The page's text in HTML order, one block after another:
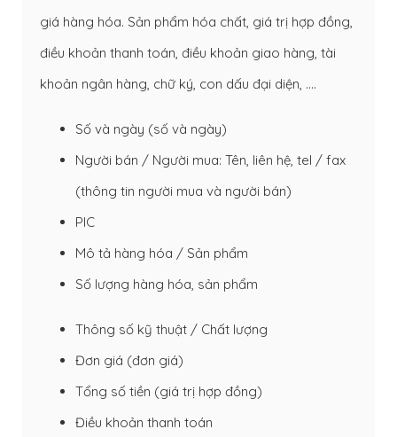
giá hàng hóa. Sản phẩm hóa chất, giá trị hợp đồng,
điều khoản thanh toán, điều khoản giao hàng, tài
khoản ngân hàng, chữ ký, con dấu đại diện, ….
Số và ngày (số và ngày)
Người bán / Người mua: Tên, liên hệ, tel / fax
(thông tin người mua và người bán)
PIC
Mô tả hàng hóa / Sản phẩm
Số lượng hàng hóa, sản phẩm
Thông số kỹ thuật / Chất lượng
Đơn giá (đơn giá)
Tổng số tiền (giá trị hợp đồng)
Điều khoản thanh toán